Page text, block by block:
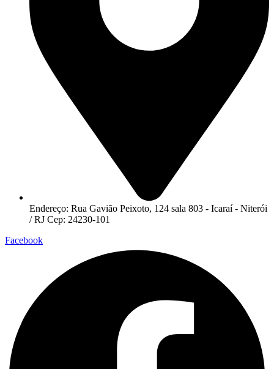
Endereço: Rua Gavião Peixoto, 124 sala 803 - Icaraí - Niterói
/ RJ Cep: 24230-101
Facebook